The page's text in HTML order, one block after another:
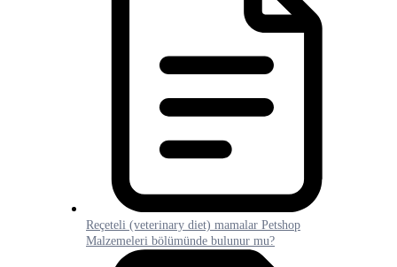
Reçeteli (veterinary diet) mamalar Petshop
Malzemeleri bölümünde bulunur mu?